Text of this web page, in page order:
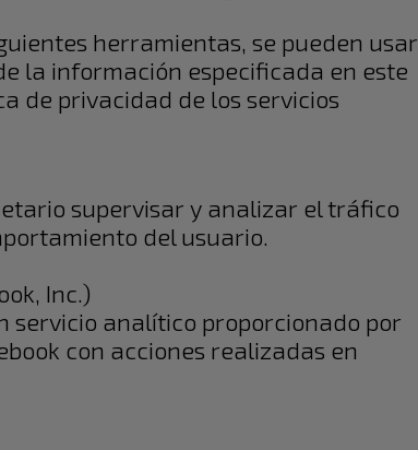
herramientas, se pueden usar
la información especificada en este
de privacidad de los servicios
supervisar y analizar el tráfico
del usuario.
Inc.)
servicio analítico proporcionado por
con acciones realizadas en